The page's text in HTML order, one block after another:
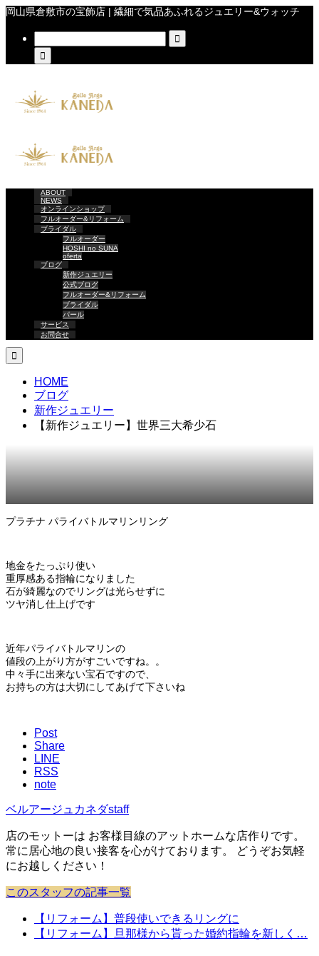
岡山県倉敷市の宝飾店 | 繊細で気品あふれるジュエリー&ウォッチ


ABOUT
NEWS
オンラインショップ
フルオーダー&リフォーム
ブライダル
フルオーダー
HOSHI no SUNA
oferta
ブログ
新作ジュエリー
公式ブログ
フルオーダー&リフォーム
ブライダル
パール
サービス
お問合せ

HOME
ブログ
新作ジュエリー
【新作ジュエリー】世界三大希少石
プラチナ パライバトルマリンリング
地金をたっぷり使い
重厚感ある指輪になりました
石が綺麗なのでリングは光らせずに
ツヤ消し仕上げです
近年パライバトルマリンの
値段の上がり方がすごいですね。。
中々手に出来ない宝石ですので、
お持ちの方は大切にしてあげて下さいね
Post
Share
LINE
RSS
note
ベルアージュカネダstaff
店のモットーは お客様目線のアットホームな店作りです。
常に居心地の良い接客を心がけております。 どうぞお気軽
にお越しください！
このスタッフの記事一覧
【リフォーム】普段使いできるリングに
【リフォーム】旦那様から貰った婚約指輪を新しく…